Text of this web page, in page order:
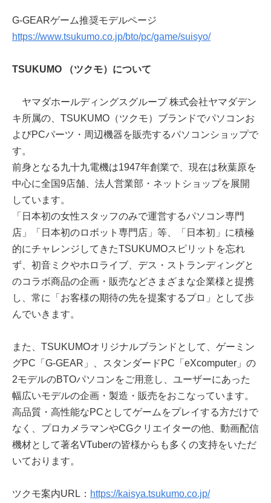
G-GEARゲーム推奨モデルページ
https://www.tsukumo.co.jp/bto/pc/game/suisyo/
TSUKUMO （ツクモ）について
ヤマダホールディングスグループ 株式会社ヤマダデン
キ所属の、TSUKUMO（ツクモ）ブランドでパソコンお
よびPCパーツ・周辺機器を販売するパソコンショップで
す。
前身となる九十九電機は1947年創業で、現在は秋葉原を
中心に全国9店舗、法人営業部・ネットショップを展開
しています。
「日本初の女性スタッフのみで運営するパソコン専門
店」「日本初のロボット専門店」等、「日本初」に積極
的にチャレンジしてきたTSUKUMOスピリットを忘れ
ず、初音ミクやホロライブ、デス・ストランディングと
のコラボ商品の企画・販売などさまざまな企業様と提携
し、常に「お客様の期待の先を提案するプロ」として歩
んでいきます。
また、TSUKUMOオリジナルブランドとして、ゲーミン
グPC「G-GEAR」、スタンダードPC「eXcomputer」の
2モデルのBTOパソコンをご用意し、ユーザーにあった
幅広いモデルの企画・製造・販売をおこなっています。
高品質・高性能なPCとしてゲームをプレイする方だけで
なく、プロカメラマンやCGクリエイターの他、動画配信
機材として著名VTuberの皆様からも多くの支持をいただ
いております。
ツクモ案内URL： https://kaisya.tsukumo.co.jp/